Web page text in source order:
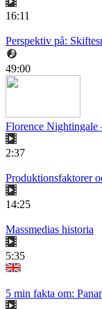
16:11
Perspektiv på:
49:00
Florence Nightingale
2:37
Produktionsfaktorer
14:25
Massmedias historia
5:35
5 min fakta om: